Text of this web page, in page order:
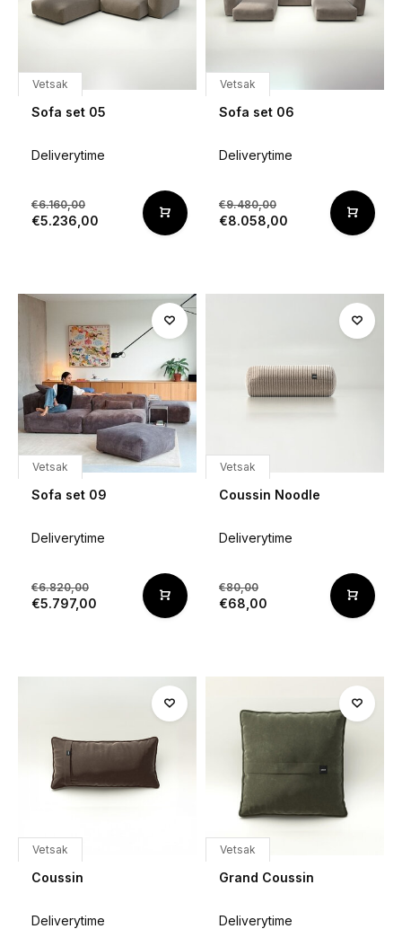
Vetsak
Sofa set 05
Deliverytime
€6.160,00
€5.236,00
Vetsak
Sofa set 06
Deliverytime
€9.480,00
€8.058,00
Vetsak
Sofa set 09
Deliverytime
€6.820,00
€5.797,00
Vetsak
Coussin Noodle
Deliverytime
€80,00
€68,00
Vetsak
Coussin
Deliverytime
Vetsak
Grand Coussin
Deliverytime